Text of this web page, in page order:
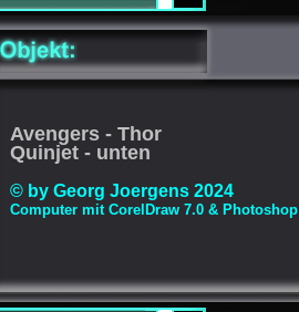
Avengers - Thor
Quinjet - unten
© by Georg Joergens 2024
Computer mit CorelDraw 7.0 & Photoshop